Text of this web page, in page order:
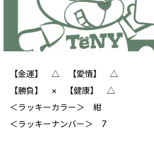
【金運】 △ 【愛情】 △
【勝負】 × 【健康】 △
＜ラッキーカラー＞ 紺
＜ラッキーナンバー＞ 7